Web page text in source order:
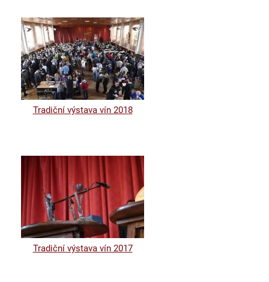
Tradiční výstava vín 2018
Tradiční výstava vín 2017